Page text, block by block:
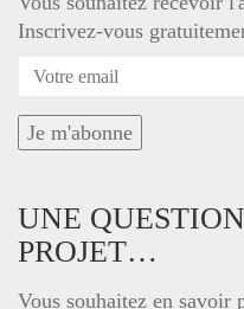
Inscrivez-vous
UNE
PROJET…
Vous souhaitez en savoir